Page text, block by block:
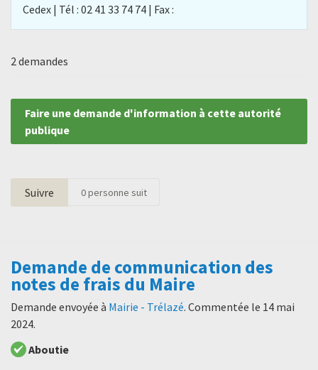
Cedex | Tél : 02 41 33 74 74 | Fax :
2 demandes
Faire une demande d'information à cette autorité
publique
Suivre 0personne suit
Demande de communication des
notes de frais du Maire
Demande envoyée à Mairie - Trélazé. Commentée le 14 mai
2024.
Aboutie